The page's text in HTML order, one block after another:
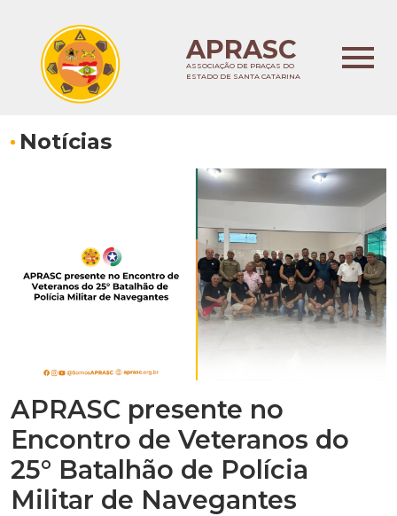
APRASC
ASSOCIAÇÃO DE PRAÇAS DO
ESTADO DE SANTA CATARINA
Notícias
APRASC presente no
Encontro de Veteranos do
25° Batalhão de Polícia
Militar de Navegantes